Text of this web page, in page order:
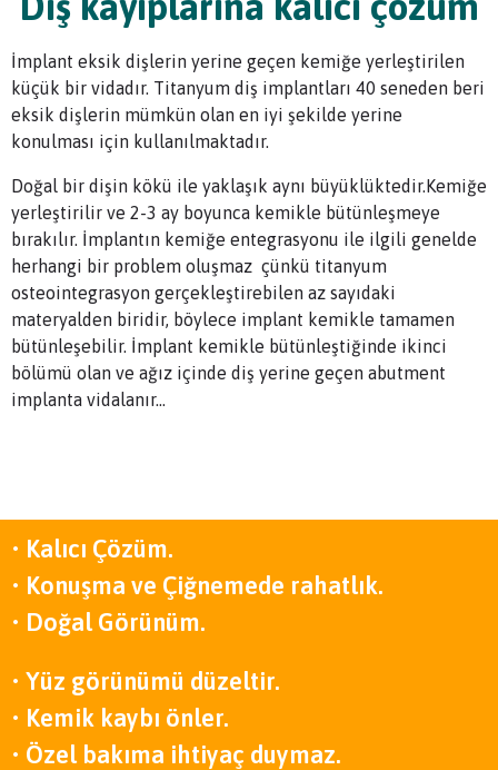
Diş Protezleri
Kanal Tedavisi
Konservatif Diş Tedavisi
Periodontoloji – Diş Eti Hastalıkları
İmplant eksik dişlerin yerine geçen kemiğe yerleştirilen
küçük bir vidadır. Titanyum diş implantları 40 seneden beri
eksik dişlerin mümkün olan en iyi şekilde yerine
konulması için kullanılmaktadır.
Doğal bir dişin kökü ile yaklaşık aynı büyüklüktedir.Kemiğe
yerleştirilir ve 2-3 ay boyunca kemikle bütünleşmeye
bırakılır. İmplantın kemiğe entegrasyonu ile ilgili genelde
herhangi bir problem oluşmaz çünkü titanyum
osteointegrasyon gerçekleştirebilen az sayıdaki
materyalden biridir, böylece implant kemikle tamamen
bütünleşebilir. İmplant kemikle bütünleştiğinde ikinci
bölümü olan ve ağız içinde diş yerine geçen abutment
implanta vidalanır…
• Kalıcı Çözüm.
• Konuşma ve Çiğnemede rahatlık.
• Doğal Görünüm.
• Yüz görünümü düzeltir.
• Kemik kaybı önler.
• Özel bakıma ihtiyaç duymaz.